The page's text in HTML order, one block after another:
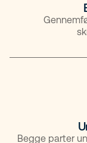
Begge parter